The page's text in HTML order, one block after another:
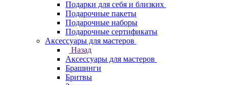
Подарки для себя и близких
Подарочные пакеты
Подарочные наборы
Подарочные сертификаты
Аксессуары для мастеров
Назад
Аксессуары для мастеров
Брашинги
Бритвы